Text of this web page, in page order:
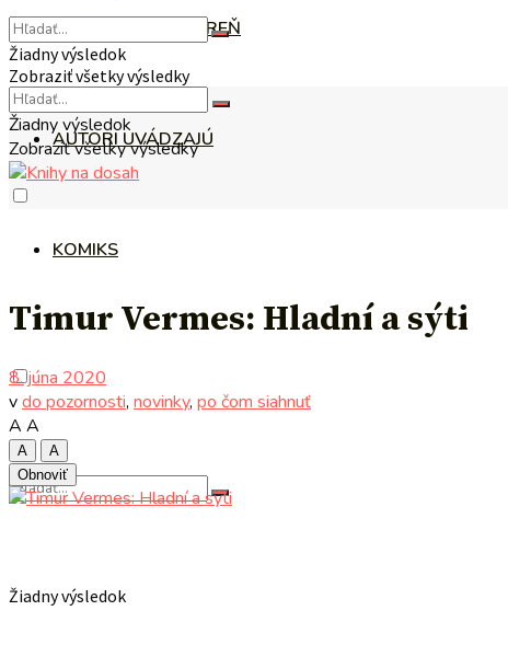
LITERÁRNA KAVIAREŇ
AUTORI UVÁDZAJÚ
KOMIKS
Žiadny výsledok
Žiadny výsledok
Zobraziť všetky výsledky
Žiadny výsledok
Zobraziť všetky výsledky
Timur Vermes: Hladní a sýti
8. júna 2020
vdo pozornosti, novinky, po čom siahnuť
A A
A
A
Obnoviť